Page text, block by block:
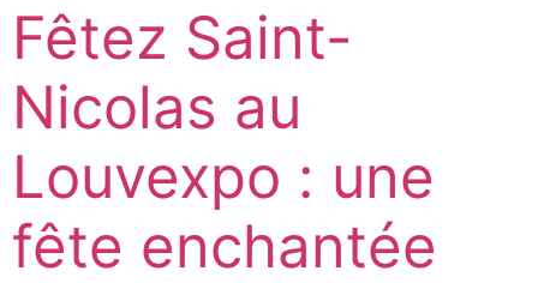
Fêtez Saint-
Nicolas au
Louvexpo : une
fête enchantée